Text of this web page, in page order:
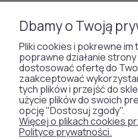
TAPETY
SZTUCZNA TRAWA
WYKŁADZINY DYWANOWE
Dbamy o Twoją
Pliki cookies i pokrewne
poprawne działanie
dostosować ofertę do
zaakceptować
tych plików i przejść do
użycie plików do swoich
opcję "Dostosuj zgody".
Więcej o plikach cookies
Polityce prywatności.